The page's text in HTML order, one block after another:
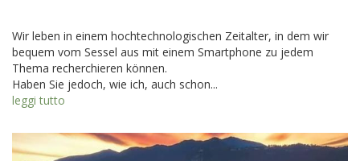
Wir leben in einem hochtechnologischen Zeitalter, in dem wir
bequem vom Sessel aus mit einem Smartphone zu jedem
Thema recherchieren können.
Haben Sie jedoch, wie ich, auch schon...
leggi tutto